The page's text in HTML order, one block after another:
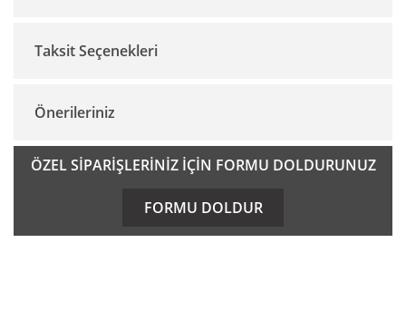
Bu ürüne ilk yorumu siz yapın!
Taksit Seçenekleri
Önerileriniz
Bu ürünün fiyat bilgisi, resim, ürün açıklamalarında ve diğer
konularda yetersiz gördüğünüz noktaları öneri formunu
kullanarak tarafımıza iletebilirsiniz.
ÖZEL SİPARİŞLERİNİZ İÇİN FORMU DOLDURUNUZ
FORMU DOLDUR